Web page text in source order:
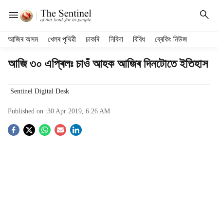
আজিৰ অসম খেলৰ পৃথিৱী চাকৰি নিবিদা বিবিধ ব্ৰেকিং নিউজ
আজি ৩০ এপ্ৰিলঃ চাওঁ আহক আজিৰ দিনটোতে ইতিহাস
Sentinel Digital Desk
Published on :30 Apr 2019, 6:26 AM
S